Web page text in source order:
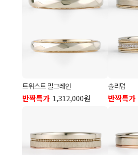
트위스트 밀그레인
반짝특가 1,312,000원
솔리덤
반짝특가